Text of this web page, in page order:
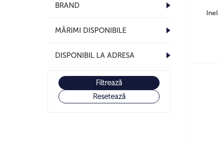
BRAND
MĂRIMI DISPONIBILE
DISPONIBIL LA ADRESA
Filtrează
Resetează
Inel